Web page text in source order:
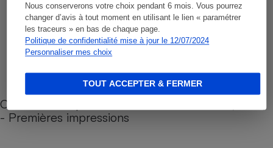
Nous conserverons votre choix pendant 6 mois. Vous pourrez
changer d’avis à tout moment en utilisant le lien « paramétrer
les traceurs » en bas de chaque page.
Politique de confidentialité mise à jour le 12/07/2024
Personnaliser mes choix
TOUT ACCEPTER & FERMER
Cafetière à capsules zéro déchet CoffeeB (vidéo)
- Premières impressions